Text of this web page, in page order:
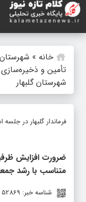
خانه »
تأمین و
شهرستان گلبهار
فرماندار گلبهار در
ضرورت افزایش
متناسب با رشد
شناسه خبر: 52869